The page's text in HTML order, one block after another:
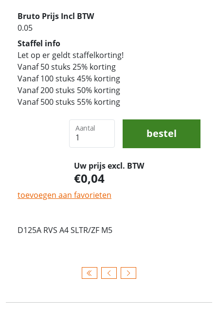
Bruto Prijs Incl BTW
0.05
Staffel info
Let op er geldt staffelkorting!
Vanaf 50 stuks 25% korting
Vanaf 100 stuks 45% korting
Vanaf 200 stuks 50% korting
Vanaf 500 stuks 55% korting
Aantal bestel
Uw prijs excl. BTW
0,04
toevoegen aan favorieten
D125A RVS A4 SLTR/ZF M5